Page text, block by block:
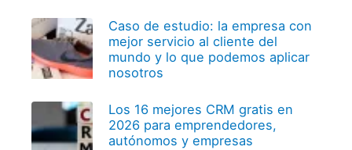
Caso de estudio: la empresa con
mejor servicio al cliente del
mundo y lo que podemos aplicar
nosotros
Los 16 mejores CRM gratis en
2026 para emprendedores,
autónomos y empresas